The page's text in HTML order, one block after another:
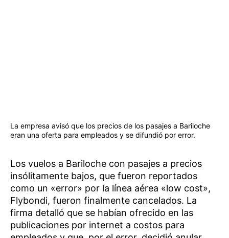
La empresa avisó que los precios de los pasajes a Bariloche
eran una oferta para empleados y se difundió por error.
Los vuelos a Bariloche con pasajes a precios
insólitamente bajos, que fueron reportados
como un «error» por la línea aérea «low cost»,
Flybondi, fueron finalmente cancelados. La
firma detalló que se habían ofrecido en las
publicaciones por internet a costos para